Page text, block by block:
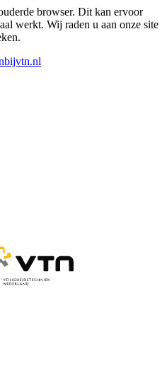
browser. Dit kan ervoor
werkt. Wij raden u aan onze site